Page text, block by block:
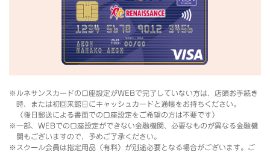
※ルネサンスカードの口座設定がWEBで完了していない方は、店頭お手続き
時、または初回来館日にキャッシュカードと通帳をお持ちください。
（後日郵送による書面での口座設定をご希望の方は不要です）
※一部、WEBでの口座設定ができない金融機関、必要なものが異なる金融機
関もございますので、予めご了承ください。
※スクール会員は指定用品（有料）が別途必要となる場合がございます。ご